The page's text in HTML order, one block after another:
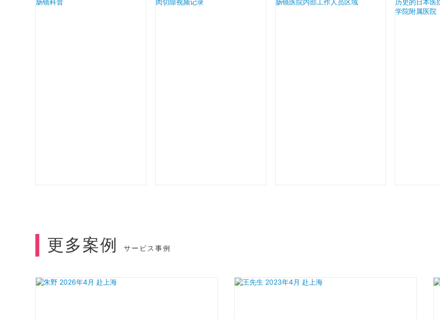
更多案例 サービス事例